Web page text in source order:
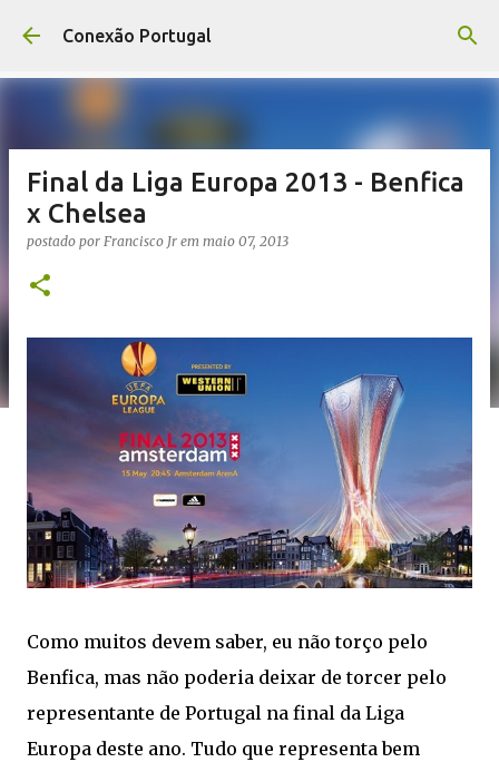
Pular para o conteúdo principal
Conexão Portugal
Final da Liga Europa 2013 - Benfica
x Chelsea
postado por Francisco Jr em maio 07, 2013
Como muitos devem saber, eu não torço pelo
Benfica, mas não poderia deixar de torcer pelo
representante de Portugal na final da Liga
Europa deste ano. Tudo que representa bem